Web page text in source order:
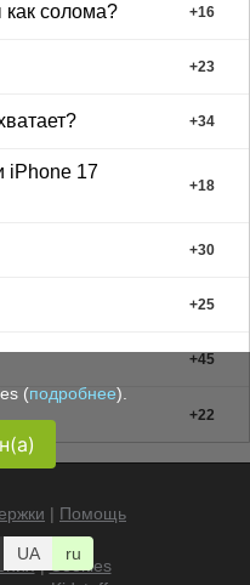
солома? +16
+23
+34
iPhone 17
+18
+30
+25
+45
+22
| Помощь
|Cookies
(подробнее).
UA ru